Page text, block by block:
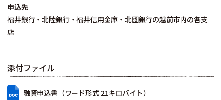
申込先
福井銀行・北陸銀行・福井信用金庫・北國銀行の越前市内の各支
店
添付ファイル
融資申込書（ワード形式 21キロバイト）